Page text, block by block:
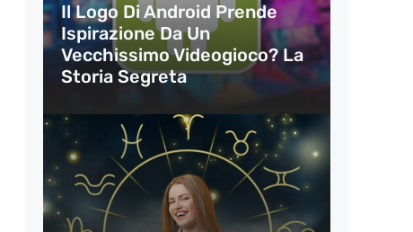
Il Logo Di Android Prende
Ispirazione Da Un
Vecchissimo Videogioco? La
Storia Segreta